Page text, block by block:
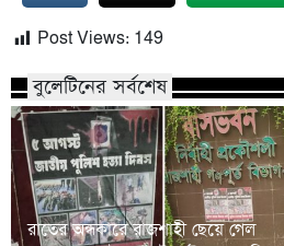
Post Views: 149
বুলেটিনের সর্বশেষ
রাতের অন্ধকারে রাজশাহী ছেয়ে গেল